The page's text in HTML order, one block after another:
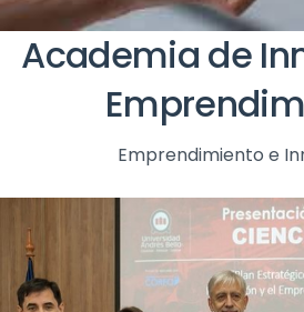
Academia de
Emprendimiento e